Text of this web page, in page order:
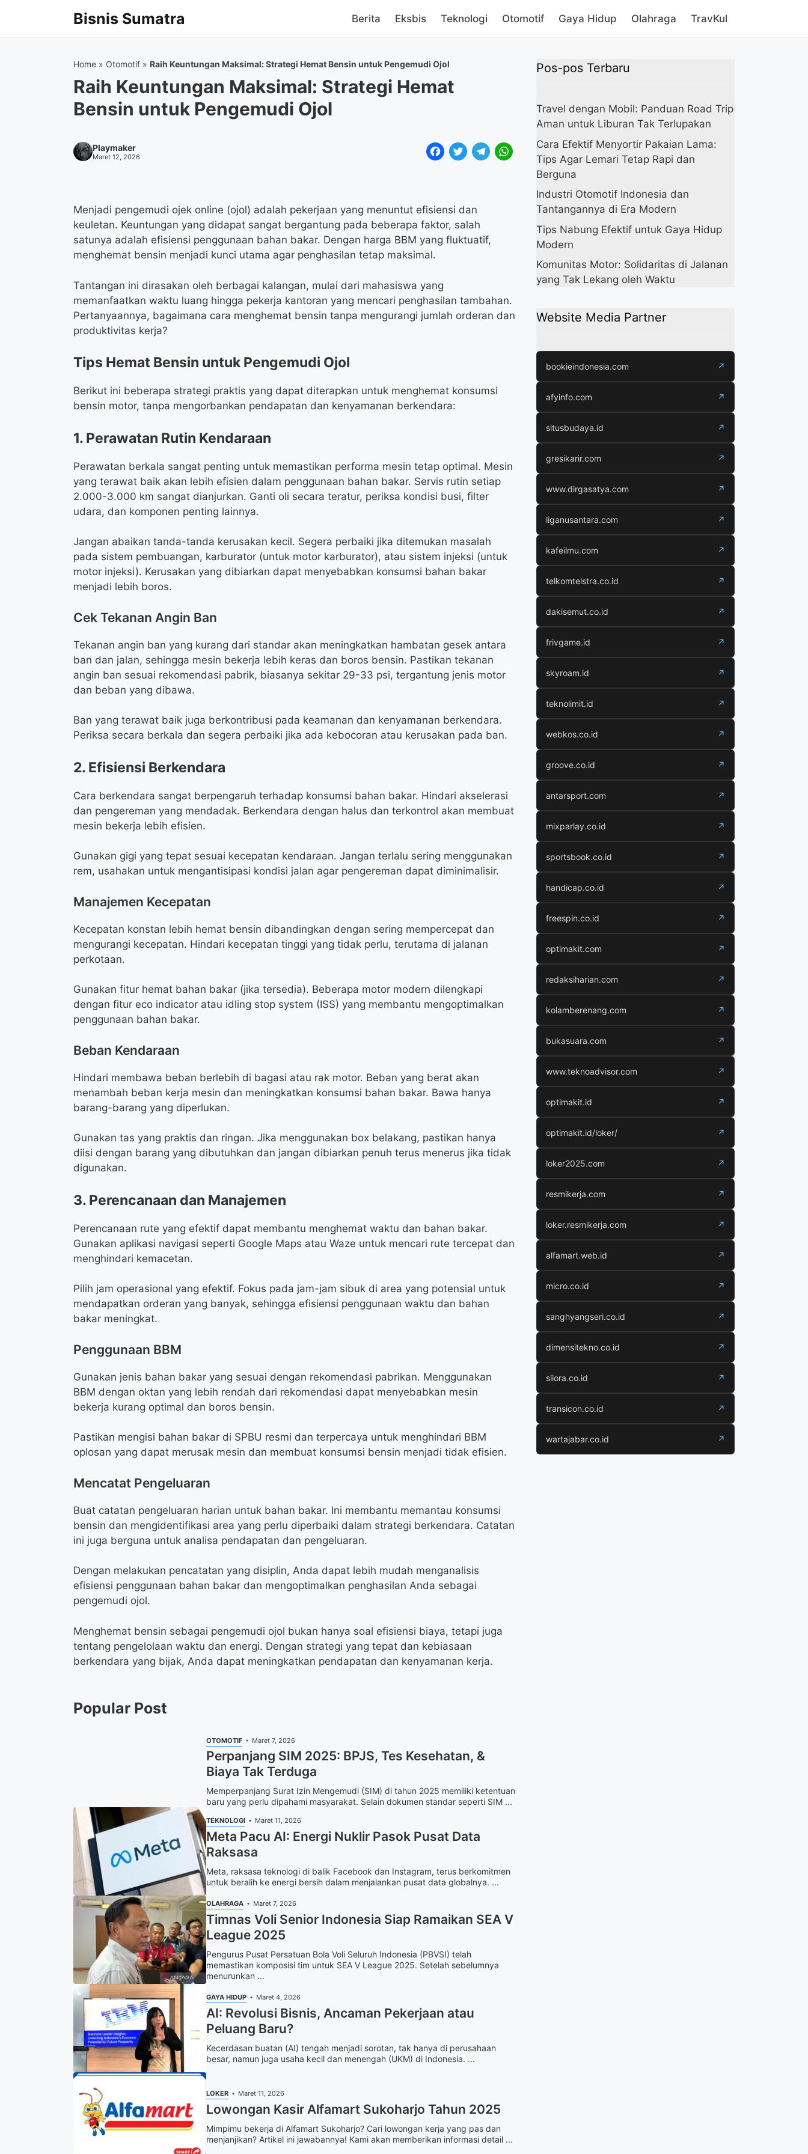
Bisnis Sumatra Berita Eksbis Teknologi Otomotif Gaya Hidup Olahraga TravKul
Home » Otomotif » Raih Keuntungan Maksimal: Strategi Hemat Bensin untuk Pengemudi Ojol
Raih Keuntungan Maksimal: Strategi Hemat
Bensin untuk Pengemudi Ojol
Playmaker
Maret 12, 2026
F
e
b
o
o
k
T
t
e
T
e
g
r
W
Menjadi pengemudi ojek online (ojol) adalah pekerjaan yang menuntut efisiensi dan
keuletan. Keuntungan yang didapat sangat bergantung pada beberapa faktor, salah
satunya adalah efisiensi penggunaan bahan bakar. Dengan harga BBM yang fluktuatif,
menghemat bensin menjadi kunci utama agar penghasilan tetap maksimal.
Tantangan ini dirasakan oleh berbagai kalangan, mulai dari mahasiswa yang
memanfaatkan waktu luang hingga pekerja kantoran yang mencari penghasilan tambahan.
Pertanyaannya, bagaimana cara menghemat bensin tanpa mengurangi jumlah orderan dan
produktivitas kerja?
Tips Hemat Bensin untuk Pengemudi Ojol
Berikut ini beberapa strategi praktis yang dapat diterapkan untuk menghemat konsumsi
bensin motor, tanpa mengorbankan pendapatan dan kenyamanan berkendara:
1. Perawatan Rutin Kendaraan
Perawatan berkala sangat penting untuk memastikan performa mesin tetap optimal. Mesin
yang terawat baik akan lebih efisien dalam penggunaan bahan bakar. Servis rutin setiap
2.000-3.000 km sangat dianjurkan. Ganti oli secara teratur, periksa kondisi busi, filter
udara, dan komponen penting lainnya.
Jangan abaikan tanda-tanda kerusakan kecil. Segera perbaiki jika ditemukan masalah
pada sistem pembuangan, karburator (untuk motor karburator), atau sistem injeksi (untuk
motor injeksi). Kerusakan yang dibiarkan dapat menyebabkan konsumsi bahan bakar
menjadi lebih boros.
Cek Tekanan Angin Ban
Tekanan angin ban yang kurang dari standar akan meningkatkan hambatan gesek antara
ban dan jalan, sehingga mesin bekerja lebih keras dan boros bensin. Pastikan tekanan
angin ban sesuai rekomendasi pabrik, biasanya sekitar 29-33 psi, tergantung jenis motor
dan beban yang dibawa.
Ban yang terawat baik juga berkontribusi pada keamanan dan kenyamanan berkendara.
Periksa secara berkala dan segera perbaiki jika ada kebocoran atau kerusakan pada ban.
2. Efisiensi Berkendara
Cara berkendara sangat berpengaruh terhadap konsumsi bahan bakar. Hindari akselerasi
dan pengereman yang mendadak. Berkendara dengan halus dan terkontrol akan membuat
mesin bekerja lebih efisien.
Gunakan gigi yang tepat sesuai kecepatan kendaraan. Jangan terlalu sering menggunakan
rem, usahakan untuk mengantisipasi kondisi jalan agar pengereman dapat diminimalisir.
Manajemen Kecepatan
Kecepatan konstan lebih hemat bensin dibandingkan dengan sering mempercepat dan
mengurangi kecepatan. Hindari kecepatan tinggi yang tidak perlu, terutama di jalanan
perkotaan.
Gunakan fitur hemat bahan bakar (jika tersedia). Beberapa motor modern dilengkapi
dengan fitur eco indicator atau idling stop system (ISS) yang membantu mengoptimalkan
penggunaan bahan bakar.
Beban Kendaraan
Hindari membawa beban berlebih di bagasi atau rak motor. Beban yang berat akan
menambah beban kerja mesin dan meningkatkan konsumsi bahan bakar. Bawa hanya
barang-barang yang diperlukan.
Gunakan tas yang praktis dan ringan. Jika menggunakan box belakang, pastikan hanya
diisi dengan barang yang dibutuhkan dan jangan dibiarkan penuh terus menerus jika tidak
digunakan.
3. Perencanaan dan Manajemen
Perencanaan rute yang efektif dapat membantu menghemat waktu dan bahan bakar.
Gunakan aplikasi navigasi seperti Google Maps atau Waze untuk mencari rute tercepat dan
menghindari kemacetan.
Pilih jam operasional yang efektif. Fokus pada jam-jam sibuk di area yang potensial untuk
mendapatkan orderan yang banyak, sehingga efisiensi penggunaan waktu dan bahan
bakar meningkat.
Penggunaan BBM
Gunakan jenis bahan bakar yang sesuai dengan rekomendasi pabrikan. Menggunakan
BBM dengan oktan yang lebih rendah dari rekomendasi dapat menyebabkan mesin
bekerja kurang optimal dan boros bensin.
Pastikan mengisi bahan bakar di SPBU resmi dan terpercaya untuk menghindari BBM
oplosan yang dapat merusak mesin dan membuat konsumsi bensin menjadi tidak efisien.
Mencatat Pengeluaran
Buat catatan pengeluaran harian untuk bahan bakar. Ini membantu memantau konsumsi
bensin dan mengidentifikasi area yang perlu diperbaiki dalam strategi berkendara. Catatan
ini juga berguna untuk analisa pendapatan dan pengeluaran.
Dengan melakukan pencatatan yang disiplin, Anda dapat lebih mudah menganalisis
efisiensi penggunaan bahan bakar dan mengoptimalkan penghasilan Anda sebagai
pengemudi ojol.
Menghemat bensin sebagai pengemudi ojol bukan hanya soal efisiensi biaya, tetapi juga
tentang pengelolaan waktu dan energi. Dengan strategi yang tepat dan kebiasaan
berkendara yang bijak, Anda dapat meningkatkan pendapatan dan kenyamanan kerja.
Popular Post
OTOMOTIF Maret 7, 2026
Perpanjang SIM 2025: BPJS, Tes Kesehatan, &
Biaya Tak Terduga
Memperpanjang Surat Izin Mengemudi (SIM) di tahun 2025 memiliki ketentuan
baru yang perlu dipahami masyarakat. Selain dokumen standar seperti SIM ...
TEKNOLOGI Maret 11, 2026
Meta Pacu AI: Energi Nuklir Pasok Pusat Data
Raksasa
Meta, raksasa teknologi di balik Facebook dan Instagram, terus berkomitmen
untuk beralih ke energi bersih dalam menjalankan pusat data globalnya. ...
OLAHRAGA Maret 7, 2026
Timnas Voli Senior Indonesia Siap Ramaikan SEA V
League 2025
Pengurus Pusat Persatuan Bola Voli Seluruh Indonesia (PBVSI) telah
memastikan komposisi tim untuk SEA V League 2025. Setelah sebelumnya
menurunkan ...
GAYA HIDUP Maret 4, 2026
AI: Revolusi Bisnis, Ancaman Pekerjaan atau
Peluang Baru?
Kecerdasan buatan (AI) tengah menjadi sorotan, tak hanya di perusahaan
besar, namun juga usaha kecil dan menengah (UKM) di Indonesia. ...
LOKER Maret 11, 2026
Lowongan Kasir Alfamart Sukoharjo Tahun 2025
Mimpimu bekerja di Alfamart Sukoharjo? Cari lowongan kerja yang pas dan
menjanjikan? Artikel ini jawabannya! Kami akan memberikan informasi detail ...
Pos-pos Terbaru
Travel dengan Mobil: Panduan Road Trip
Aman untuk Liburan Tak Terlupakan
Cara Efektif Menyortir Pakaian Lama:
Tips Agar Lemari Tetap Rapi dan
Berguna
Industri Otomotif Indonesia dan
Tantangannya di Era Modern
Tips Nabung Efektif untuk Gaya Hidup
Modern
Komunitas Motor: Solidaritas di Jalanan
yang Tak Lekang oleh Waktu
Website Media Partner
bookieindonesia.com ↗
afyinfo.com ↗
situsbudaya.id ↗
gresikarir.com ↗
www.dirgasatya.com ↗
liganusantara.com ↗
kafeilmu.com ↗
telkomtelstra.co.id ↗
dakisemut.co.id ↗
frivgame.id ↗
skyroam.id ↗
teknolimit.id ↗
webkos.co.id ↗
groove.co.id ↗
antarsport.com ↗
mixparlay.co.id ↗
sportsbook.co.id ↗
handicap.co.id ↗
freespin.co.id ↗
optimakit.com ↗
redaksiharian.com ↗
kolamberenang.com ↗
bukasuara.com ↗
www.teknoadvisor.com ↗
optimakit.id ↗
optimakit.id/loker/ ↗
loker2025.com ↗
resmikerja.com ↗
loker.resmikerja.com ↗
alfamart.web.id ↗
micro.co.id ↗
sanghyangseri.co.id ↗
dimensitekno.co.id ↗
siiora.co.id ↗
transicon.co.id ↗
wartajabar.co.id ↗